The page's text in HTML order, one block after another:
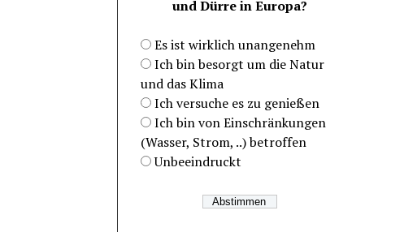
und Dürre in Europa?
Es ist wirklich unangenehm
Ich bin besorgt um die Natur
und das Klima
Ich versuche es zu genießen
Ich bin von Einschränkungen
(Wasser, Strom, ..) betroffen
Unbeeindruckt